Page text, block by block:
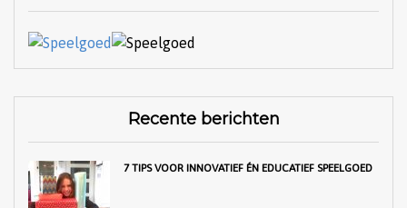
Recente berichten
7 TIPS VOOR INNOVATIEF ÉN EDUCATIEF SPEELGOED